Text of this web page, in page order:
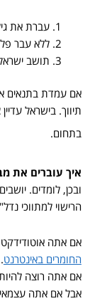
עברת את גיל
ללא עבר
תושב
אם עמדת בתנאים
תיווך. בישראל
בתחום.
איך עוברים את
ובכן, לומדים.
הרישוי למתווכי
אם אתה
החומרים באינטרנט.
אם אתה רוצה
אבל אם אתה עצמאי,